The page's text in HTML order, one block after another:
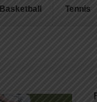
Basketball Tennis